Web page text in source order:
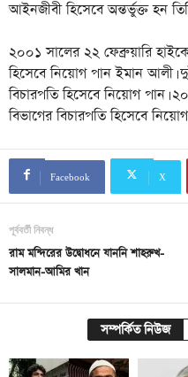
আইনজীবী হিসেবে অন্তর্ভুক্ত হন
২০০১ সালের ২২ ফেব্রুয়ারি
হিসেবে নিয়োগ পান ইমান আলী।
বিচারপতি হিসেবে নিয়োগ পান।
বিভাগের বিচারপতি হিসেবে
Facebook X
পূর্ববর্তী নিবন্ধ
রাম মন্দিরের উদ্বোধনে যাননি শাহরুখ-
সালমান-আমির খান
সম্পর্কিত নিউজ